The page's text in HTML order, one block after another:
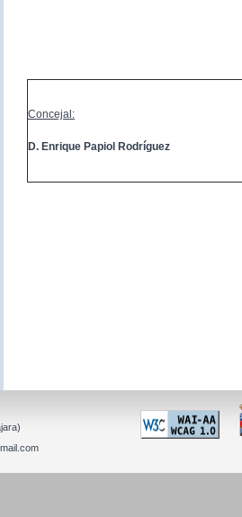
Concejal:
D. Enrique Papiol Rodríguez